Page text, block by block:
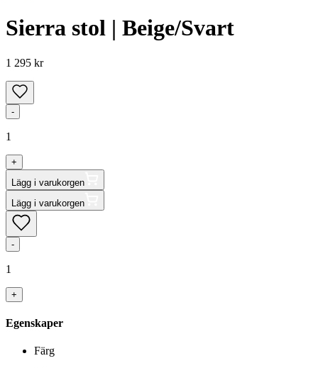
Sierra stol | Beige/Svart
1 295 kr
-
1
+
Lägg i varukorgen
Lägg i varukorgen
-
1
+
Egenskaper
Färg